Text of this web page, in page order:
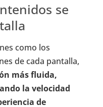
se
como los
de cada pantalla,
más fluida,
la velocidad
de